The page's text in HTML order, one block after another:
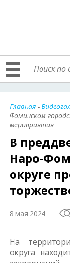
Главная -
Фоминском
мероприятия
В
Наро-
округе
8 мая 2024
На
округа